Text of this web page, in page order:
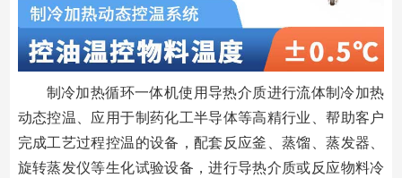
制冷加热循环一体机使用导热介质进行流体制冷加热
动态控温、应用于制药化工半导体等高精行业、帮助客户
完成工艺过程控温的设备，配套反应釜、蒸馏、蒸发器、
旋转蒸发仪等生化试验设备，进行导热介质或反应物料冷